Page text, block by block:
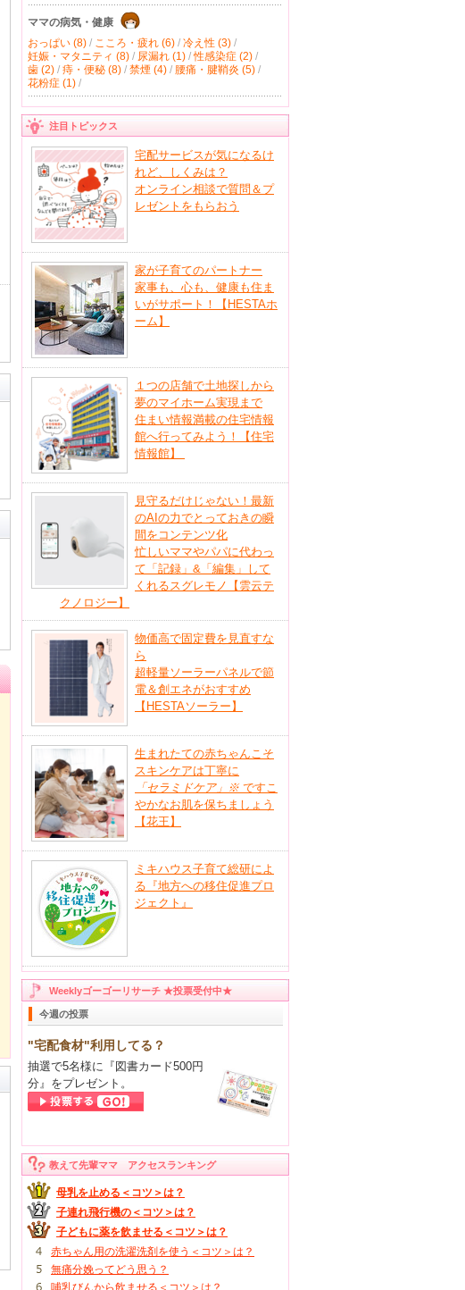
ママの病気・健康
おっぱい (8)/ こころ・疲れ (6)/ 冷え性 (3)/
妊娠・マタニティ (8)/ 尿漏れ (1)/ 性感染症 (2)/
歯 (2)/ 痔・便秘 (8)/ 禁煙 (4)/ 腰痛・腱鞘炎 (5)/
花粉症 (1)/
注目トピックス
宅配サービスが気になるけ
れど、しくみは？
オンライン相談で質問＆プ
レゼントをもらおう
家が子育てのパートナー
家事も、心も、健康も住ま
いがサポート！【HESTAホ
ーム】
１つの店舗で土地探しから
夢のマイホーム実現まで
住まい情報満載の住宅情報
館へ行ってみよう！【住宅
情報館】
見守るだけじゃない！最新
のAIの力でとっておきの瞬
間をコンテンツ化
忙しいママやパパに代わっ
て「記録」&「編集」して
くれるスグレモノ【雲云テ
クノロジー】
物価高で固定費を見直すな
ら
超軽量ソーラーパネルで節
電＆創エネがおすすめ
【HESTAソーラー】
生まれたての赤ちゃんこそ
スキンケアは丁寧に
「セラミドケア」 ※ ですこ
やかなお肌を保ちましょう
【花王】
ミキハウス子育て総研によ
る『地方への移住促進プロ
ジェクト』
Weeklyゴーゴーリサーチ ★投票受付中★
今週の投票
"宅配食材"利用してる？
抽選で5名様に『図書カード500円
分』をプレゼント。
教えて先輩ママ アクセスランキング
母乳を止める＜コツ＞は？
子連れ飛行機の＜コツ＞は？
子どもに薬を飲ませる＜コツ＞は？
赤ちゃん用の洗濯洗剤を使う＜コツ＞は？
無痛分娩ってどう思う？
哺乳びんから飲ませる＜コツ＞は？